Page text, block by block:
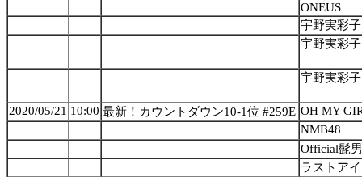
ONEUS
宇野実彩
宇野実彩
宇野実彩
2020/05/21 10:00 最新！カウントダウン10-1位 #259E OH MY
NMB48
Official髭
ラストア